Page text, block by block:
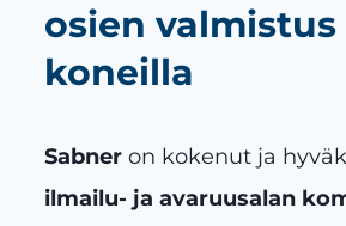
osien valmistus
koneilla
Sabner on kokenut ja
ilmailu- ja avaruusalan